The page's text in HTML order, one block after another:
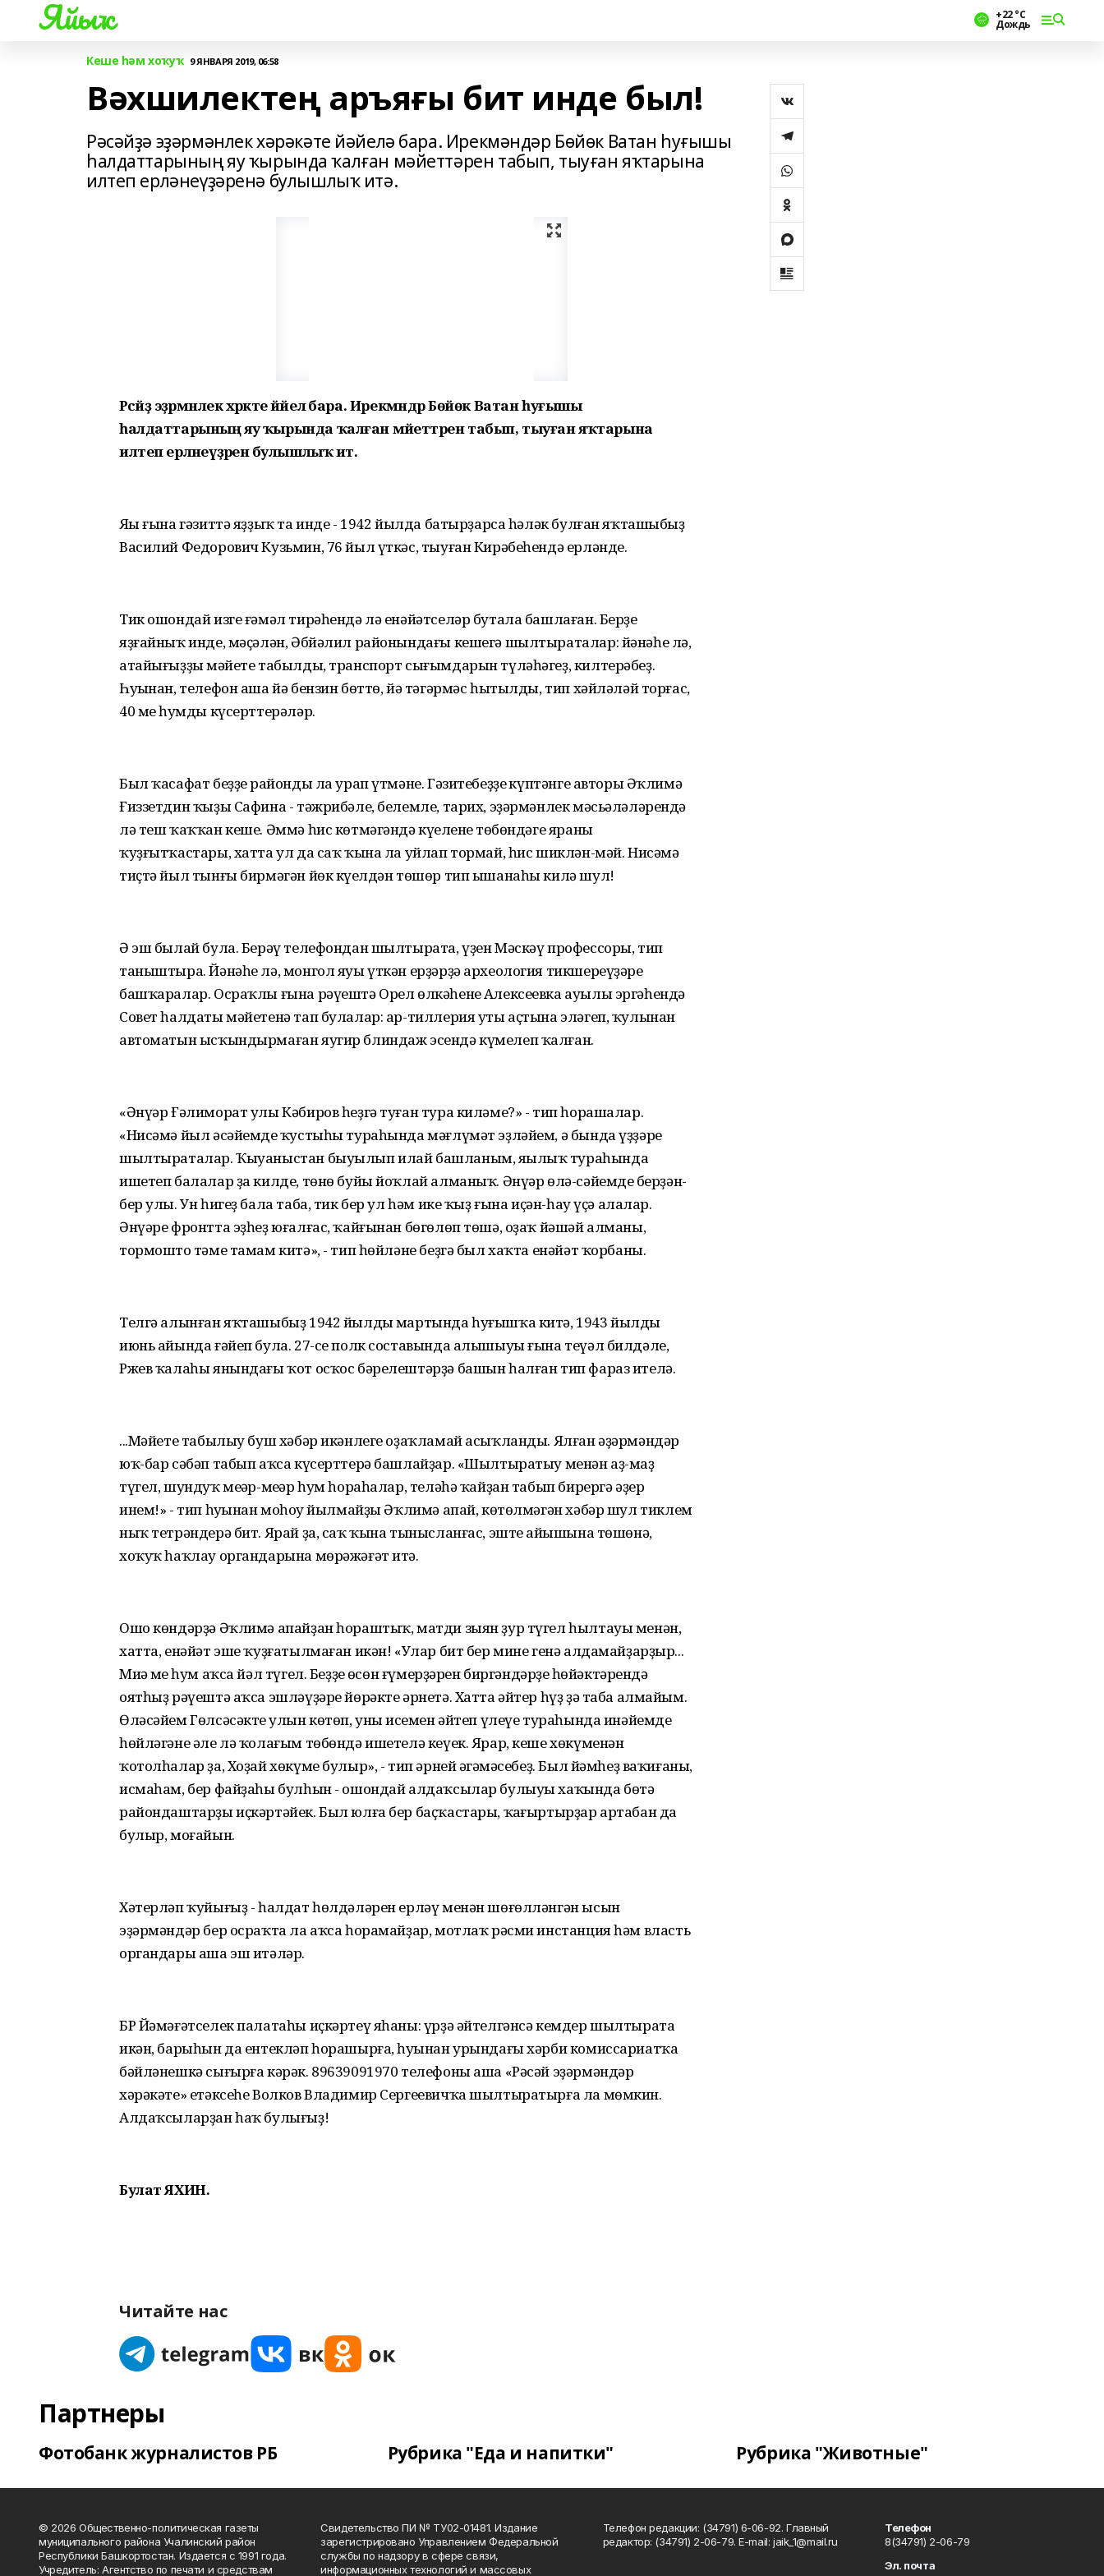
Яйыҡ +22 °С
Дождь
Кеше һәм хоҡуҡ 9 ЯНВАРЯ 2019, 06:58
Вәхшилектең аръяғы бит инде был!
Рәсәйҙә эҙәрмәнлек хәрәкәте йәйелә бара. Ирекмәндәр Бөйөк Ватан һуғышы
һалдаттарының яу ҡырында ҡалған мәйеттәрен табып, тыуған яҡтарына
илтеп ерләнеүҙәренә булышлыҡ итә.
Рәсәйҙә эҙәрмәнлек хәрәкәте йәйелә бара. Ирекмәндәр Бөйөк Ватан һуғышы
һалдаттарының яу ҡырында ҡалған мәйеттәрен табып, тыуған яҡтарына
илтеп ерләнеүҙәренә булышлыҡ итә.
Яңы ғына гәзиттә яҙҙыҡ та инде - 1942 йылда батырҙарса һәләк булған яҡташыбыҙ
Василий Федорович Кузьмин, 76 йыл үткәс, тыуған Кирәбеһендә ерләнде.
Тик ошондай изге ғәмәл тирәһендә лә енәйәтселәр бутала башлаған. Берҙе
яҙғайныҡ инде, мәҫәлән, Әбйәлил районындағы кешегә шылтыраталар: йәнәһе лә,
атайығыҙҙың мәйете табылды, транспорт сығымдарын түләһәгеҙ, килтерәбеҙ.
Һуңынан, телефон аша йә бензин бөттө, йә тәгәрмәс һытылды, тип хәйләләй торғас,
40 мең һумды күсерттерәләр.
Был ҡасафат беҙҙең районды ла урап үтмәне. Гәзитебеҙҙең күптәнге авторы Әҡлимә
Ғиззетдин ҡыҙы Сафина - тәжрибәле, белемле, тарих, эҙәрмәнлек мәсьәләләрендә
лә теш ҡаҡҡан кеше. Әммә һис көтмәгәндә күңеленең төбөндәге яраны
ҡуҙғытҡастары, хатта ул да саҡ ҡына ла уйлап тормай, һис шиклән-мәй. Нисәмә
тиҫтә йыл тынғы бирмәгән йөк күңелдән төшөр тип ышанаһы килә шул!
Ә эш былай була. Берәү телефондан шылтырата, үҙен Мәскәү профессоры, тип
таныштыра. Йәнәһе лә, монгол яуы үткән ерҙәрҙә археология тикшереүҙәре
башҡаралар. Осраҡлы ғына рәүештә Орел өлкәһенең Алексеевка ауылы эргәһендә
Совет һалдаты мәйетенә тап булалар: ар-тиллерия уты аҫтына эләгеп, ҡулынан
автоматын ысҡындырмаған яугир блиндаж эсендә күмелеп ҡалған.
«Әнүәр Ғәлиморат улы Кәбиров һеҙгә туған тура киләме?» - тип һорашалар.
«Нисәмә йыл әсәйемдең ҡустыһы тураһында мәғлүмәт эҙләйем, ә бында үҙҙәре
шылтыраталар. Ҡыуаныстан быуылып илай башланым, яңылыҡ тураһында
ишетеп балалар ҙа килде, төнө буйы йоҡлай алманыҡ. Әнүәр өлә-сәйемдең берҙән-
бер улы. Ун һигеҙ бала таба, тик бер ул һәм ике ҡыҙ ғына иҫән-һау үҫә алалар.
Әнүәре фронтта эҙһеҙ юғалғас, ҡайғынан бөгөлөп төшә, оҙаҡ йәшәй алманы,
тормоштоң тәме тамам китә», - тип һөйләне беҙгә был хаҡта енәйәт ҡорбаны.
Телгә алынған яҡташыбыҙ 1942 йылдың мартында һуғышҡа китә, 1943 йылдың
июнь айында ғәйеп була. 27-се полк составында алышыуы ғына теүәл билдәле,
Ржев ҡалаһы янындағы ҡот осҡос бәрелештәрҙә башын һалған тип фараз ителә.
...Мәйете табылыу буш хәбәр икәнлеге оҙаҡламай асыҡланды. Ялған әҙәрмәндәр
юҡ-бар сәбәп табып аҡса күсерттерә башлайҙар. «Шылтыратыу менән аҙ-маҙ
түгел, шундуҡ меңәр-меңәр һум һораһалар, теләһә ҡайҙан табып бирергә әҙер
инем!» - тип һуңынан моңһоу йылмайҙы Әҡлимә апай, көтөлмәгән хәбәр шул тиклем
ныҡ тетрәндерә бит. Ярай ҙа, саҡ ҡына тынысланғас, эштең айышына төшөнә,
хоҡуҡ һаҡлау органдарына мөрәжәғәт итә.
Ошо көндәрҙә Әҡлимә апайҙан һораштыҡ, матди зыян ҙур түгел һылтауы менән,
хатта, енәйәт эше ҡуҙғатылмаған икән! «Улар бит бер мине генә алдамайҙарҙыр...
Миңә мең һум аҡса йәл түгел. Беҙҙең өсөн ғүмерҙәрен биргәндәрҙең һөйәктәрендә
оятһыҙ рәүештә аҡса эшләүҙәре йөрәкте әрнетә. Хатта әйтер һүҙ ҙә таба алмайым.
Өләсәйем Гөлсәсәктең улын көтөп, уның исемен әйтеп үлеүе тураһында инәйемдең
һөйләгәне әле лә ҡолағым төбөндә ишетелә кеүек. Ярар, кеше хөкүменән
ҡотолһалар ҙа, Хоҙай хөкүме булыр», - тип әрней әңгәмәсебеҙ. Был йәмһеҙ ваҡиғаның,
исмаһам, бер файҙаһы булһын - ошондай алдаҡсылар булыуы хаҡында бөтә
райондаштарҙы иҫкәртәйек. Был юлға бер баҫҡастары, ҡаңғыртырҙар артабан да
булыр, моғайын.
Хәтерләп ҡуйығыҙ - һалдат һөлдәләрен ерләү менән шөғөлләнгән ысын
эҙәрмәндәр бер осраҡта ла аҡса һорамайҙар, мотлаҡ рәсми инстанция һәм власть
органдары аша эш итәләр.
БР Йәмәғәтселек палатаһы иҫкәртеү яһаны: үрҙә әйтелгәнсә кемдер шылтырата
икән, барыһын да ентекләп һорашырға, һуңынан урындағы хәрби комиссариатҡа
бәйләнешкә сығырға кәрәк. 89639091970 телефоны аша «Рәсәй эҙәрмәндәр
хәрәкәте» етәксеһе Волков Владимир Сергеевичҡа шылтыратырға ла мөмкин.
Алдаҡсыларҙан һаҡ булығыҙ!
Булат ЯХИН.
Читайте нас
Партнеры
Фотобанк журналистов РБ Рубрика "Еда и напитки" Рубрика "Животные"
© 2026 Общественно-политическая газеты
муниципального района Учалинский район
Республики Башкортостан. Издается с 1991 года.
Учредитель: Агентство по печати и средствам
Свидетельство ПИ № ТУ02-01481. Издание
зарегистрировано Управлением Федеральной
службы по надзору в сфере связи,
информационных технологий и массовых
Телефон редакции: (34791) 6-06-92. Главный
редактор: (34791) 2-06-79. Е-mаil: jaik_1@mail.ru
Телефон
8(34791) 2-06-79
Эл. почта